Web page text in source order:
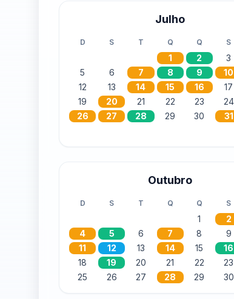
Julho
D S T Q Q S
1 2 3
5
6 7 8 9 10
12
13 14 15 16 17
19
20 21 22 23 24
26
27 28 29 30 31
Outubro
D S T Q Q S
1 2
4
5 6 7 8 9
11
12 13 14 15 16
18
19 20 21 22 23
25
26 27 28 29 30